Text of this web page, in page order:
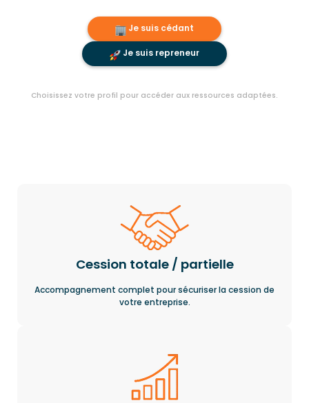
Je suis cédant
Je suis repreneur
Choisissez votre profil pour accéder aux ressources adaptées.
Cession totale / partielle
Accompagnement complet pour sécuriser la cession de
votre entreprise.